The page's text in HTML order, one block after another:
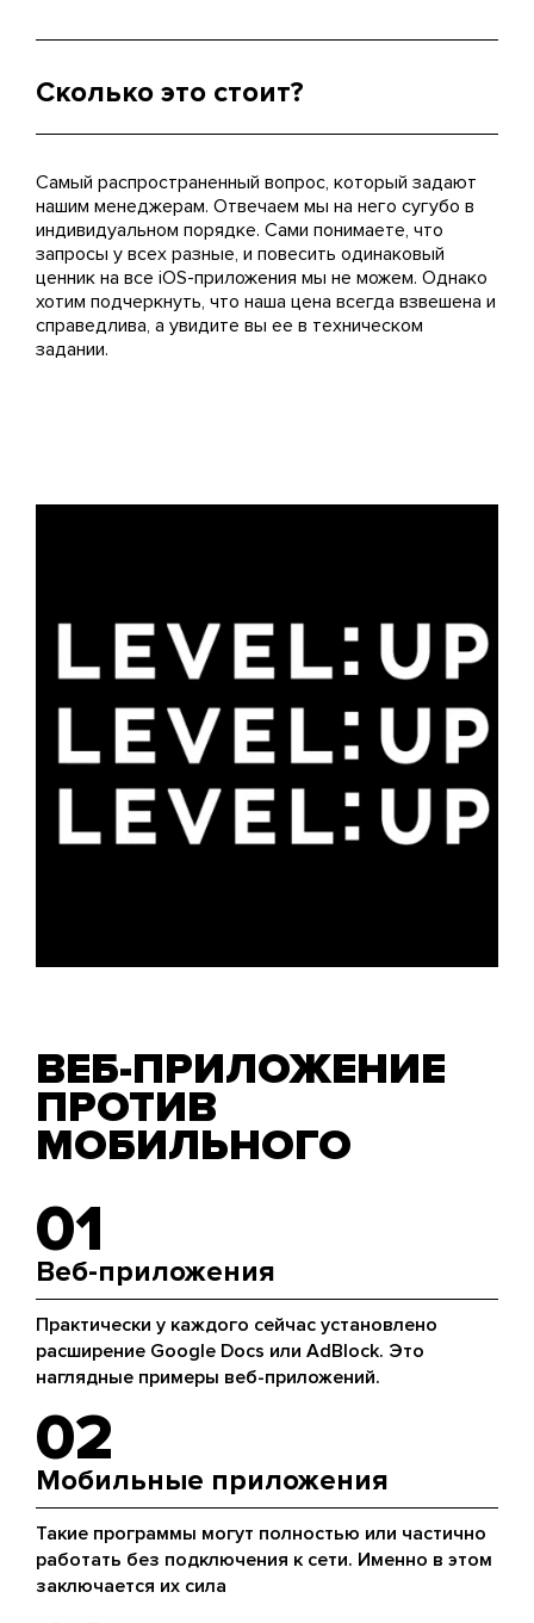
Сколько это стоит?
Самый распространенный вопрос, который задают
нашим менеджерам. Отвечаем мы на него сугубо в
индивидуальном порядке. Сами понимаете, что
запросы у всех разные, и повесить одинаковый
ценник на все iOS-приложения мы не можем. Однако
хотим подчеркнуть, что наша цена всегда взвешена и
справедлива, а увидите вы ее в техническом
задании.
ВЕБ-ПРИЛОЖЕНИЕ
ПРОТИВ
МОБИЛЬНОГО
01
Веб-приложения
Практически у каждого сейчас установлено
расширение Google Docs или AdBlock. Это
наглядные примеры веб-приложений.
02
Мобильные приложения
Такие программы могут полностью или частично
работать без подключения к сети. Именно в этом
заключается их сила